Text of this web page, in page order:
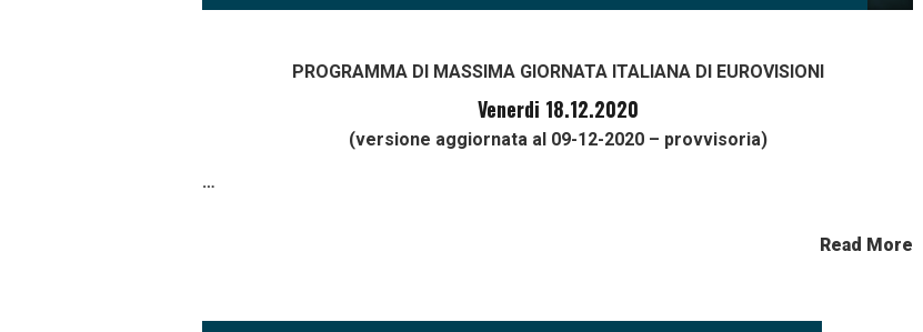
PROGRAMMA DI MASSIMA GIORNATA ITALIANA DI EUROVISIONI
Venerdi 18.12.2020
(versione aggiornata al 09-12-2020 – provvisoria)
…
Read More